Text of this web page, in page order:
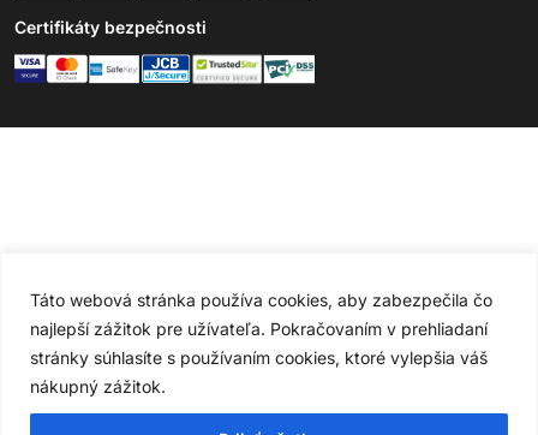
Táto webová stránka používa cookies, aby zabezpečila čo
najlepší zážitok pre užívateľa. Pokračovaním v prehliadaní
stránky súhlasíte s používaním cookies, ktoré vylepšia váš
nákupný zážitok.
Certifikáty bezpečnosti